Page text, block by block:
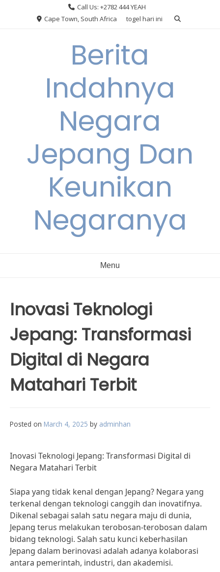
Call Us: +2782 444 YEAH
Cape Town, South Africa
togel hari ini
Berita
Indahnya
Negara
Jepang Dan
Keunikan
Negaranya
Menu
Inovasi Teknologi
Jepang: Transformasi
Digital di Negara
Matahari Terbit
Posted on March 4, 2025 by adminhan
Inovasi Teknologi Jepang: Transformasi Digital di
Negara Matahari Terbit
Siapa yang tidak kenal dengan Jepang? Negara yang
terkenal dengan teknologi canggih dan inovatifnya.
Dikenal sebagai salah satu negara maju di dunia,
Jepang terus melakukan terobosan-terobosan dalam
bidang teknologi. Salah satu kunci keberhasilan
Jepang dalam berinovasi adalah adanya kolaborasi
antara pemerintah, industri, dan akademisi.